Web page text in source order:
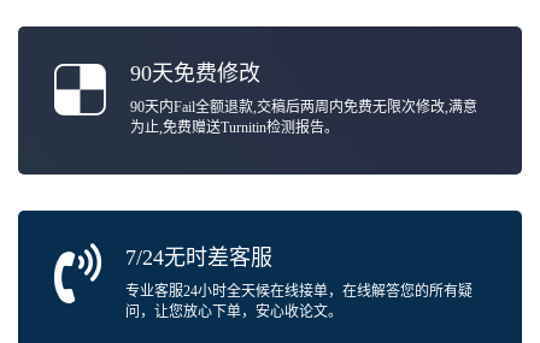
90天免费修改
90天内Fail全额退款,交稿后两周内免费无限次修改,满意
为止,免费赠送Turnitin检测报告。
7/24无时差客服
专业客服24小时全天候在线接单，在线解答您的所有疑
问，让您放心下单，安心收论文。